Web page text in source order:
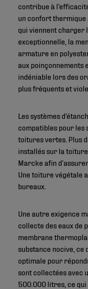
contribue à
un confort thermique
qui viennent charger
exceptionnelle, la
armature en
aux poinçonnements
indéniable lors des
plus fréquents et
Les systèmes
compatibles pour les
toitures vertes. Plus
installés sur la
Marcke afin
Une toiture végétale
bureaux.
Une autre exigence
collecte des eaux de
membrane
substance nocive,
optimale pour
sont collectées avec
500.000 litres, ce